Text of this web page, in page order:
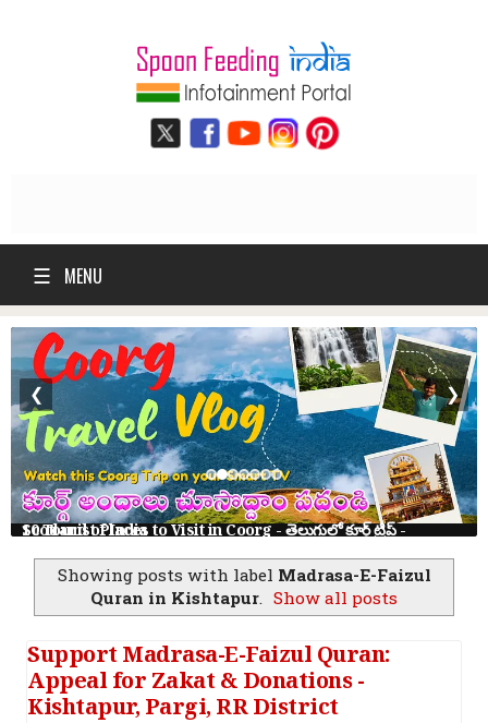
☰ MENU
10 Tourist Places to Visit in Coorg - తెలుగులో కూర్గ్ ట్రిప్ - Scotland of India
❮ ❯
Showing posts with label Madrasa-E-Faizul
Quran in Kishtapur. Show all posts
Support Madrasa-E-Faizul Quran:
Appeal for Zakat & Donations -
Kishtapur, Pargi, RR District